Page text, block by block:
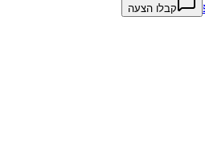
קבלו הצעה